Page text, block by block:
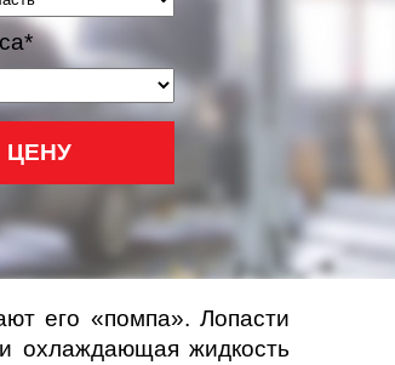
ЦЕНУ
его «помпа». Лопасти
охлаждающая жидкость